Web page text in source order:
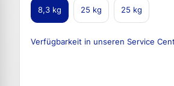
8,3 kg 25 kg 25 kg
Verfügbarkeit in unseren Service